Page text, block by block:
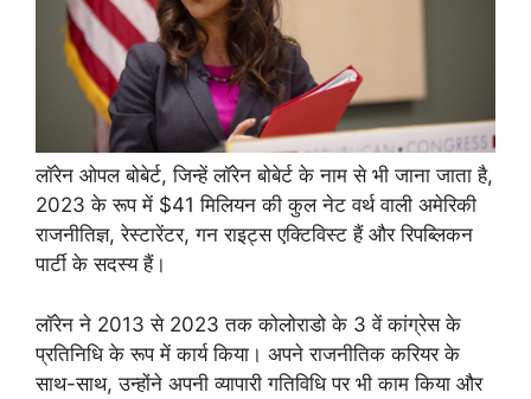
लॉरेन ओपल बोबेर्ट, जिन्हें लॉरेन बोबेर्ट के नाम से भी जाना जाता है,
2023 के रूप में $41 मिलियन की कुल नेट वर्थ वाली अमेरिकी
राजनीतिज्ञ, रेस्टारेंटर, गन राइट्स एक्टिविस्ट हैं और रिपब्लिकन
पार्टी के सदस्य हैं।
लॉरेन ने 2013 से 2023 तक कोलोराडो के 3 वें कांग्रेस के
प्रतिनिधि के रूप में कार्य किया। अपने राजनीतिक करियर के
साथ-साथ, उन्होंने अपनी व्यापारी गतिविधि पर भी काम किया और